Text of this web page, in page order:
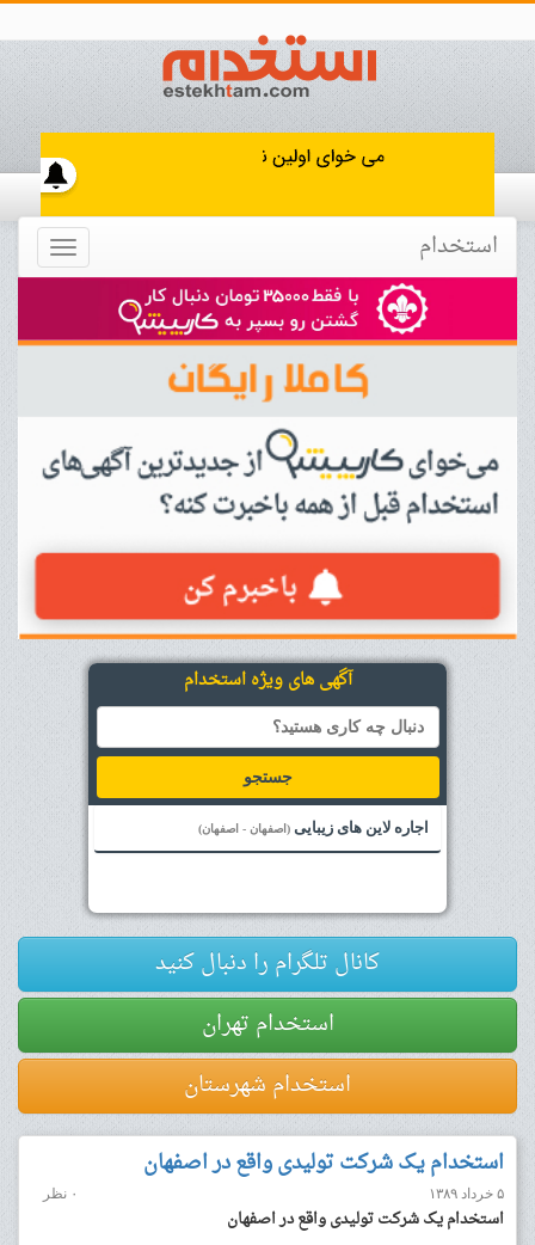
Toggle استخدام
آگهی های ویژه استخدام
جستجو
اجاره لاین های زیبایی (اصفهان - اصفهان)
کانال تلگرام را دنبال کنید
استخدام تهران
استخدام شهرستان
استخدام یک شرکت تولیدی واقع در اصفهان
۵ خرداد ۱۳۸۹ ۰ نظر
استخدام یک شرکت تولیدی واقع در اصفهان